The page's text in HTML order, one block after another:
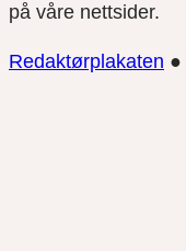
på våre nettsider.
Redaktørplakaten ●